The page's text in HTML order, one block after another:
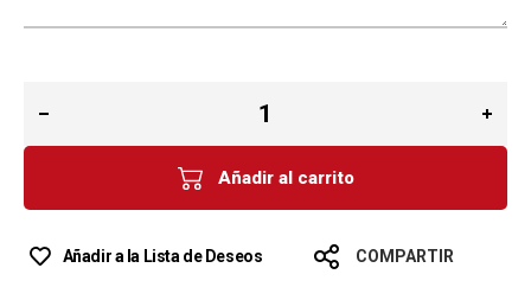
Añadir al carrito
Añadir a la Lista de Deseos COMPARTIR